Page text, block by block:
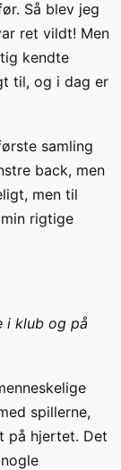
Så blev jeg
ret vildt! Men
kendte
til, og i dag er
samling
back, men
men til
rigtige
klub og på
spillerne,
på hjertet. Det